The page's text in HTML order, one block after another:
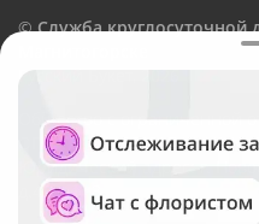
©Служба круглосуточной
Русский Букет, 2026
Общество с ограниченной
ОГРН: 1195476081745, ИНН:
Юридический адрес: г.
д.42, оф. 3